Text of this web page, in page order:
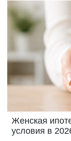
Женская
условия в